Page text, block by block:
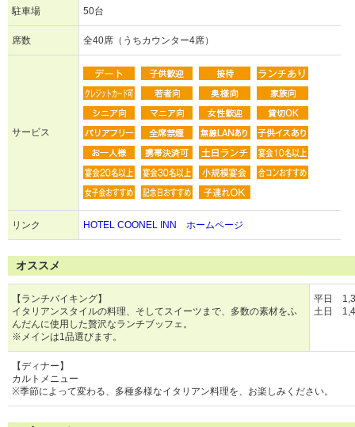
駐車場 50台
席数 全40席（うちカウンター4席）
サービス
リンク HOTEL COONEL INN ホームページ
オススメ
【ランチバイキング】
イタリアンスタイルの料理、そしてスイーツまで、多数の素材をふ
んだんに使用した贅沢なランチブッフェ。
※メインは1品選びます。
平日
土日
【ディナー】
カルトメニュー
※季節によって変わる、多種多様なイタリアン料理を、お楽しみください。